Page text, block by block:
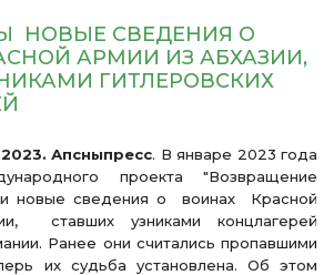
НОВЫЕ СВЕДЕНИЯ О
АРМИИ ИЗ АБХАЗИИ,
ГИТЛЕРОВСКИХ
Апсныпресс. В январе 2023 года
проекта "Возвращение
новые сведения о воинах Красной
ставших узниками концлагерей
Ранее они считались пропавшими
их судьба установлена. Об этом